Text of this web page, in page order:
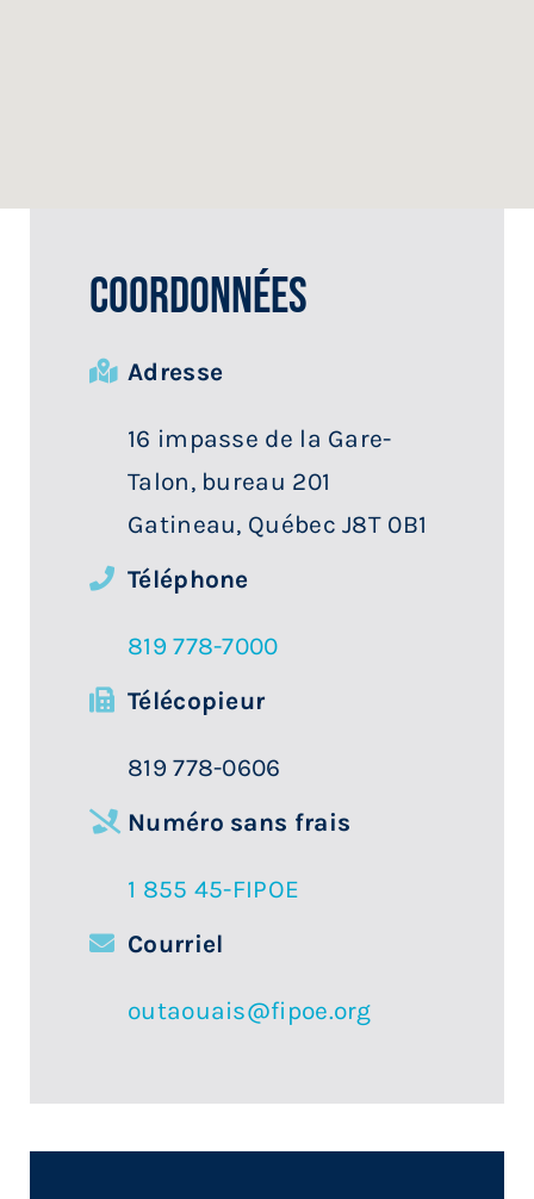
Contactez-nous
Coordonnées
Adresse
16 impasse de la Gare-
Talon, bureau 201
Gatineau, Québec J8T 0B1
Téléphone
819 778-7000
Télécopieur
819 778-0606
Numéro sans frais
1 855 45-FIPOE
Courriel
outaouais@fipoe.org